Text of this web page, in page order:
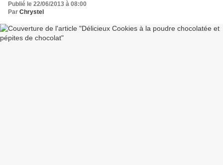
Publié le 22/06/2013 à 08:00
Par Chrystel